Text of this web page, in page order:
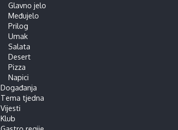
Glavno jelo
Međujelo
Prilog
Umak
Salata
Desert
Pizza
Napici
Događanja
Tema tjedna
Vijesti
Klub